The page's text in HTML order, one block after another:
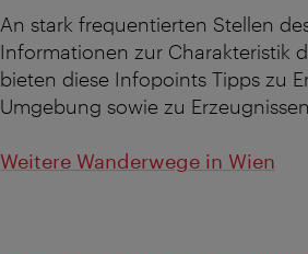
An stark frequentierten Stellen
Informationen zur Charakteristik
bieten diese Infopoints Tipps zu
Umgebung sowie zu
Weitere Wanderwege in Wien